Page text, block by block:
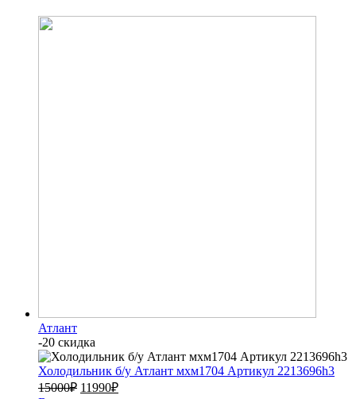
Атлант
-20 скидка
Холодильник б/у Атлант мхм1704 Артикул 2213696h3
15000₽ 11990₽